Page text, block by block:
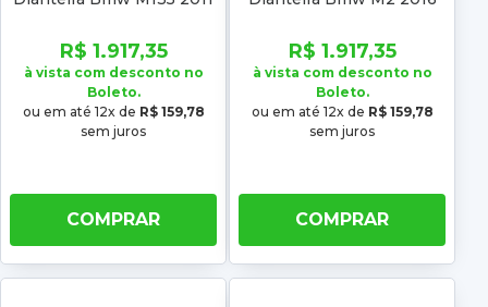
2017 Low metal
R$ 1.917,35
à vista com desconto no
Boleto.
ou em até 12x de R$ 159,78
sem juros
COMPRAR
R$ 1.917,35
à vista com desconto no
Boleto.
ou em até 12x de R$ 159,78
sem juros
COMPRAR